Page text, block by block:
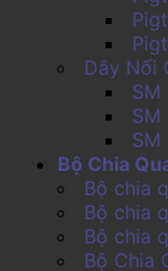
Dây Nối
SM
SM
SM
Bộ Chia
Bộ chia
Bộ chia
Bộ chia
Bộ Chia